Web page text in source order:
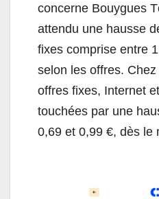
concerne Bouygues
attendu une hausse
fixes comprise entre
selon les offres.
offres fixes, Internet
touchées par une
0,69 et 0,99 €, dès le